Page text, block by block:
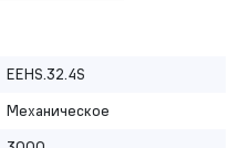
EEHS.32.4S
Механическое